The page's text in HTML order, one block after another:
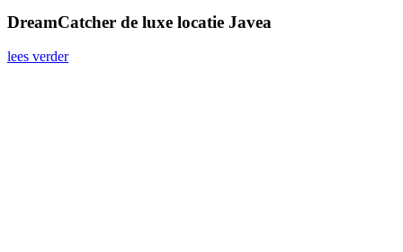
DreamCatcher de luxe locatie Javea
lees verder